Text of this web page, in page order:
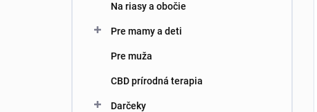
Na riasy a obočie
Pre mamy a deti
Pre muža
CBD prírodná terapia
Darčeky